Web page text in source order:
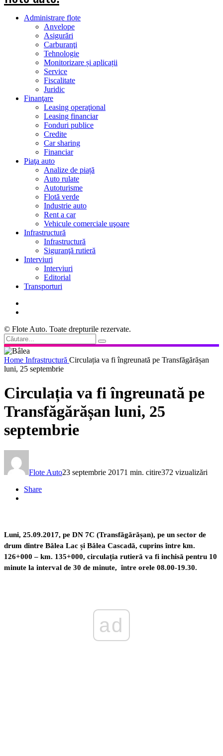
Administrare flote
Anvelope
Asigurări
Carburanţi
Tehnologie
Monitorizare și aplicații
Service
Fiscalitate
Juridic
Finanţare
Leasing operaţional
Leasing financiar
Fonduri publice
Credite
Car sharing
Financiar
Piaţa auto
Analize de piață
Auto rulate
Autoturisme
Flotă verde
Industrie auto
Rent a car
Vehicule comerciale uşoare
Infrastructură
Infrastructură
Siguranţă rutieră
Interviuri
Interviuri
Editorial
Transporturi
© Flote Auto. Toate drepturile rezervate.
Home Infrastructură Circulația va fi îngreunată pe Transfăgărășan
luni, 25 septembrie
Circulația va fi îngreunată pe
Transfăgărășan luni, 25
septembrie
Flote Auto23 septembrie 20171 min. citire372 vizualizări
Share
Luni, 25.09.2017, pe DN 7C (Transfăgărășan), pe un sector de
drum dintre Bâlea Lac și Bâlea Cascadă, cuprins între km.
126+000 – km. 135+000, circulația rutieră va fi inchisă pentru 10
minute la interval de 30 de minute, între orele 08.00-19.30.
ad